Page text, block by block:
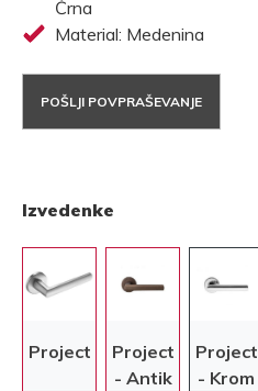
Črna
Material: Medenina
POŠLJI POVPRAŠEVANJE
Izvedenke
Project
Project
- Antik
Project
- Krom